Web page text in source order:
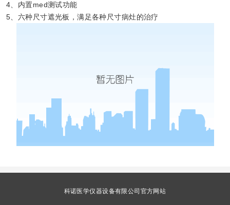
4、内置med测试功能
5、六种尺寸遮光板，满足各种尺寸病灶的治疗
科诺医学仪器设备有限公司官方网站